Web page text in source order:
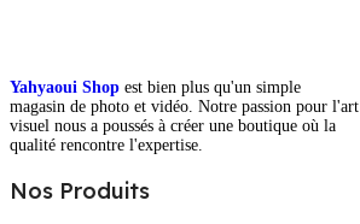
Yahyaoui Shop est bien plus qu'un simple
magasin de photo et vidéo. Notre passion pour l'art
visuel nous a poussés à créer une boutique où la
qualité rencontre l'expertise.
Nos Produits